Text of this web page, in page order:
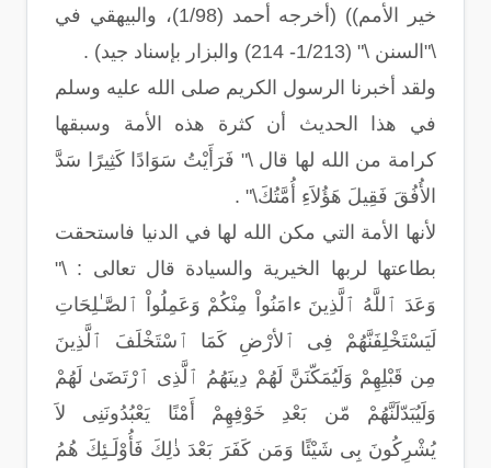
خير الأمم)) (أخرجه أحمد (1/98)، والبيهقي في
\"السنن \" (1/213- 214) والبزار بإسناد جيد) .
ولقد أخبرنا الرسول الكريم صلى الله عليه وسلم
في هذا الحديث أن كثرة هذه الأمة وسبقها
كرامة من الله لها قال \" فَرَأَيْتُ سَوَادًا كَثِيرًا سَدَّ
الأُفُقَ فَقِيلَ هَؤُلاَءِ أُمَّتُكَ\" .
لأنها الأمة التي مكن الله لها في الدنيا فاستحقت
بطاعتها لربها الخيرية والسيادة قال تعالى : \"
وَعَدَ ٱللَّهُ ٱلَّذِينَ ءامَنُواْ مِنْكُمْ وَعَمِلُواْ ٱلصَّـٰلِحَاتِ
لَيَسْتَخْلِفَنَّهُمْ فِى ٱلأرْضِ كَمَا ٱسْتَخْلَفَ ٱلَّذِينَ
مِن قَبْلِهِمْ وَلَيُمَكّنَنَّ لَهُمْ دِينَهُمُ ٱلَّذِى ٱرْتَضَىٰ لَهُمْ
وَلَيُبَدّلَنَّهُمْ مّن بَعْدِ خَوْفِهِمْ أَمْنًا يَعْبُدُونَنِى لاَ
يُشْرِكُونَ بِى شَيْئًا وَمَن كَفَرَ بَعْدَ ذٰلِكَ فَأُوْلَـئِكَ هُمُ